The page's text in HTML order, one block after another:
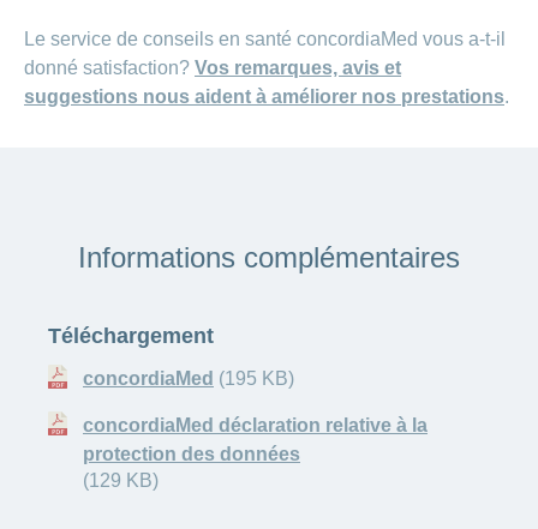
Le service de conseils en santé concordiaMed vous a-t-il
donné satisfaction? Vos remarques, avis et
suggestions nous aident à améliorer nos prestations.
Informations complémentaires
Téléchargement
concordiaMed (195 KB)
concordiaMed déclaration relative à la
protection des données
(129 KB)